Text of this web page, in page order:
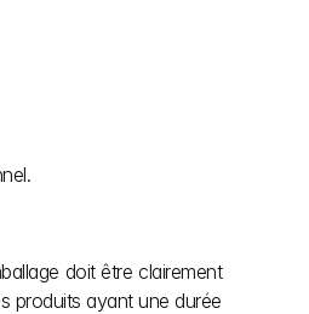
doit être clairement
produits ayant une durée